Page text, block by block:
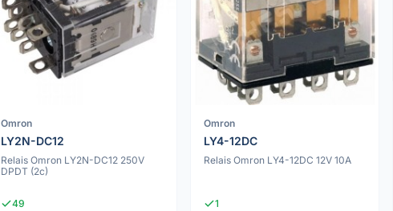
Omron
LY2N-DC12
Relais Omron LY2N-DC12 250V
DPDT (2c)
49
Omron
LY4-12DC
Relais Omron LY4-12DC 12V 10A
1